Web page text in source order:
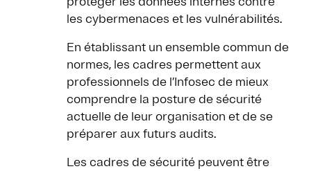
les cybermenaces et les vulnérabilités.
En établissant un ensemble commun de
normes, les cadres permettent aux
professionnels de l’Infosec de mieux
comprendre la posture de sécurité
actuelle de leur organisation et de se
préparer aux futurs audits.
Les cadres de sécurité peuvent être